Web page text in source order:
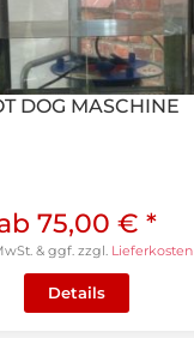
DOG MASCHINE
75,00 € *
& ggf. zzgl. Lieferkosten
Details